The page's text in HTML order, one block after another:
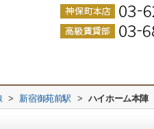
> 新宿御苑前駅 > ハイホーム本陣